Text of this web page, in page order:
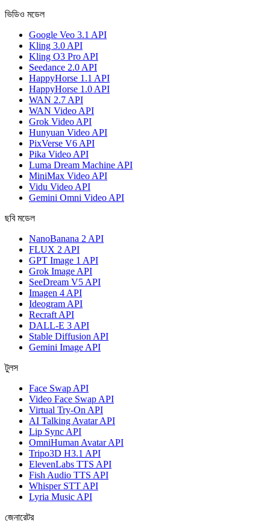
ভিডিও মডেল
Google Veo 3.1 API
Kling 3.0 API
Kling O3 Pro API
Seedance 2.0 API
HappyHorse 1.1 API
HappyHorse 1.0 API
WAN 2.7 API
WAN Video API
Grok Video API
Hunyuan Video API
PixVerse V6 API
Pika Video API
Luma Dream Machine API
MiniMax Video API
Vidu Video API
Gemini Omni Video API
ছবি মডেল
NanoBanana 2 API
FLUX 2 API
GPT Image 1 API
Grok Image API
SeeDream V5 API
Imagen 4 API
Ideogram API
Recraft API
DALL-E 3 API
Stable Diffusion API
Gemini Image API
টুলস
Face Swap API
Video Face Swap API
Virtual Try-On API
AI Talking Avatar API
Lip Sync API
OmniHuman Avatar API
Tripo3D H3.1 API
ElevenLabs TTS API
Fish Audio TTS API
Whisper STT API
Lyria Music API
জেনারেটর